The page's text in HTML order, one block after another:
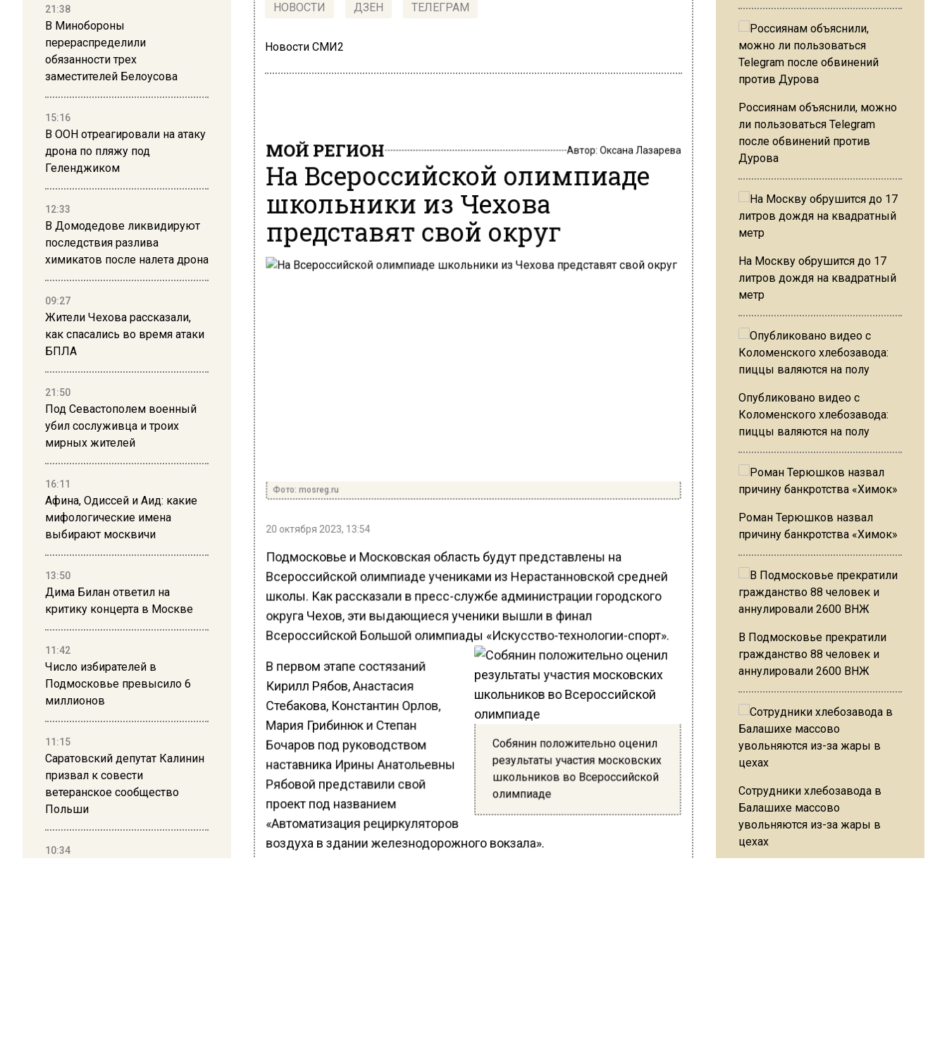
21:38
В Минобороны
перераспределили
обязанности трех
заместителей Белоусова
15:16
В ООН отреагировали на атаку
дрона по пляжу под
Геленджиком
12:33
В Домодедове ликвидируют
последствия разлива
химикатов после налета дрона
09:27
Жители Чехова рассказали,
как спасались во время атаки
БПЛА
21:50
Под Севастополем военный
убил сослуживца и троих
мирных жителей
16:11
Афина, Одиссей и Аид: какие
мифологические имена
выбирают москвичи
13:50
Дима Билан ответил на
критику концерта в Москве
11:42
Число избирателей в
Подмосковье превысило 6
миллионов
11:15
Саратовский депутат Калинин
призвал к совести
ветеранское сообщество
Польши
10:34
НОВОСТИ ДЗЕН ТЕЛЕГРАМ
Новости СМИ2
МОЙ РЕГИОН Автор:Оксана Лазарева
На Всероссийской олимпиаде
школьники из Чехова
представят свой округ
Фото: mosreg.ru
20 октября 2023, 13:54
Подмосковье и Московская область будут представлены на
Всероссийской олимпиаде учениками из Нерастанновской средней
школы. Как рассказали в пресс-службе администрации городского
округа Чехов, эти выдающиеся ученики вышли в финал
Всероссийской Большой олимпиады «Искусство-технологии-спорт».
Собянин положительно оценил
результаты участия московских
школьников во Всероссийской
олимпиаде
В первом этапе состязаний
Кирилл Рябов, Анастасия
Стебакова, Константин Орлов,
Мария Грибинюк и Степан
Бочаров под руководством
наставника Ирины Анатольевны
Рябовой представили свой
проект под названием
«Автоматизация рециркуляторов
воздуха в здании железнодорожного вокзала».
Россиянам объяснили, можно
ли пользоваться Telegram
после обвинений против
Дурова
На Москву обрушится до 17
литров дождя на квадратный
метр
Опубликовано видео с
Коломенского хлебозавода:
пиццы валяются на полу
Роман Терюшков назвал
причину банкротства «Химок»
В Подмосковье прекратили
гражданство 88 человек и
аннулировали 2600 ВНЖ
Сотрудники хлебозавода в
Балашихе массово
увольняются из-за жары в
цехах